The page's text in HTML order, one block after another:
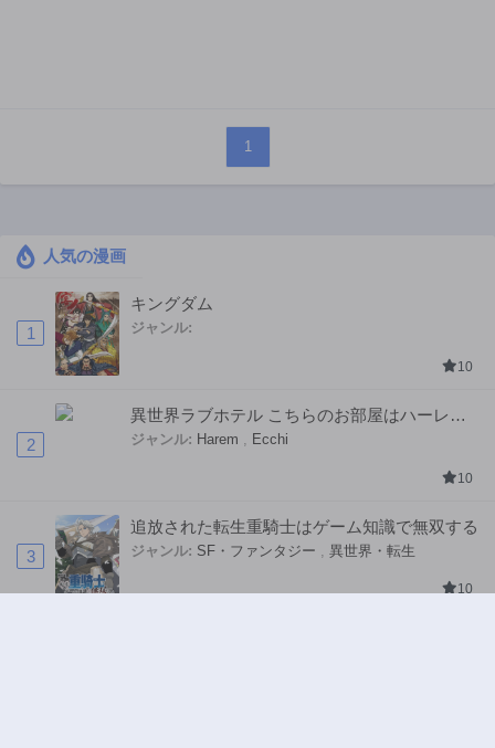
1
人気の漫画
1
キングダム
ジャンル:
10
2
異世界ラブホテル こちらのお部屋はハーレム
です
ジャンル: Harem Ecchi
10
3
追放された転生重騎士はゲーム知識で無双する
ジャンル: SF・ファンタジー 異世界・転生
10